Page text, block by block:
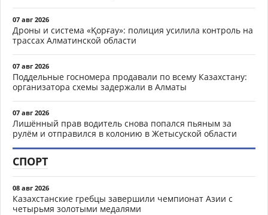
07 авг 2026
Дроны и система «Қорғау»: полиция усилила контроль на
трассах Алматинской области
07 авг 2026
Поддельные госномера продавали по всему Казахстану:
организатора схемы задержали в Алматы
07 авг 2026
Лишённый прав водитель снова попался пьяным за
рулём и отправился в колонию в Жетысуской области
СПОРТ
08 авг 2026
Казахстанские гребцы завершили чемпионат Азии с
четырьмя золотыми медалями